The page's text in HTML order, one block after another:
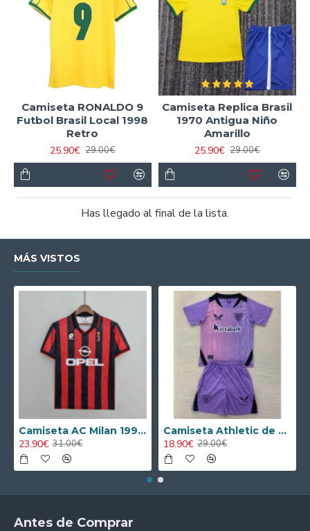
Camiseta RONALDO 9
Futbol Brasil Local 1998
Retro
25.90€ 29.00€
Camiseta Replica Brasil
1970 Antigua Niño
Amarillo
25.90€ 29.00€
Has llegado al final de la lista.
MÁS VISTOS
Camiseta AC Milan 1995/1996 Local Retro
23.90€ 31.00€
Camiseta Athletic de Bilbao 2024/2025 Alternativo Niño Kit
18.90€ 29.00€
Antes de Comprar